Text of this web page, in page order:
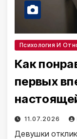
Психология И
Как
первых
11.07.2026
Девушки